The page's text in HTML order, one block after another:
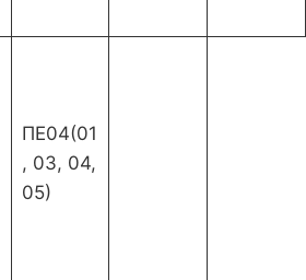
ΠΕ04(01
, 03, 04,
05)